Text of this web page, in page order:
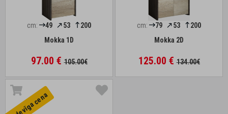
cm: 49 53
200
Mokka 1D
97.00 €105.00€
cm: 79 53
200
Mokka 2D
125.00 €134.00€
Izdevīga cena